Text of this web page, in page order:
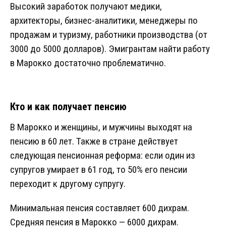
Высокий заработок получают медики,
архитекторы, бизнес-аналитики, менеджеры по
продажам и туризму, работники производства (от
3000 до 5000 долларов). Эмигрантам найти работу
в Марокко достаточно проблематично.
Кто и как получает пенсию
В Марокко и женщины, и мужчины выходят на
пенсию в 60 лет. Также в стране действует
следующая пенсионная реформа: если один из
супругов умирает в 61 год, то 50% его пенсии
переходит к другому супругу.
Минимальная пенсия составляет 600 дихрам.
Средняя пенсия в Марокко — 6000 дихрам.